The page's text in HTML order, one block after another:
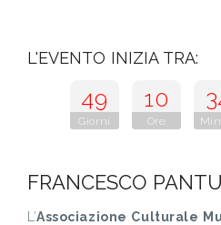
L'EVENTO INIZIA TRA:
49
Giorni
10
Ore
FRANCESCO
L’Associazione Culturale